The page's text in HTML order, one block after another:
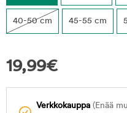
40-50 cm 45-55 cm
19,99€
Verkkokauppa (Enää